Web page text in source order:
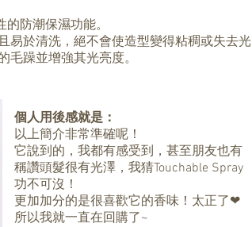
防潮保濕功能。
易於清洗，絕不會使造型變得粘稠或失去光
躁並增強其光亮度。
個人用後感就是：
以上簡介非常準確呢！
它說到的，我都有感受到，甚至朋友也有
稱讚頭髮很有光澤，我猜Touchable Spray
功不可沒！
更加加分的是很喜歡它的香味！太正了❤
所以我就一直在回購了~